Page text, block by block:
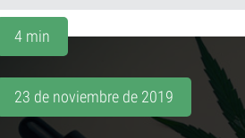
4 min
23 de noviembre de 2019